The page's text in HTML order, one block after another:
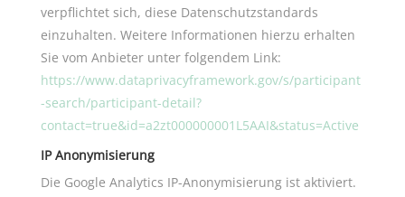
verpflichtet sich, diese Datenschutzstandards
einzuhalten. Weitere Informationen hierzu erhalten
Sie vom Anbieter unter folgendem Link:
https://www.dataprivacyframework.gov/s/participant
-search/participant-detail?
contact=true&id=a2zt000000001L5AAI&status=Active
IP Anonymisierung
Die Google Analytics IP-Anonymisierung ist aktiviert.